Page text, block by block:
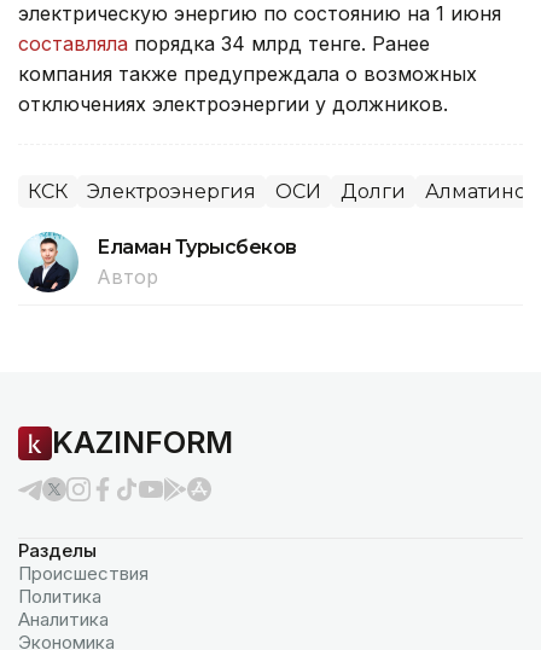
электрическую энергию по состоянию на 1 июня
составляла порядка 34 млрд тенге. Ранее
компания также предупреждала о возможных
отключениях электроэнергии у должников.
КСК Электроэнергия ОСИ Долги
Еламан Турысбеков
Автор
KAZINFORM
Разделы
Происшествия
Политика
Аналитика
Экономика